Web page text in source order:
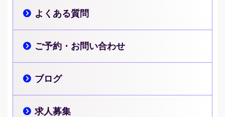
よくある質問
ご予約・お問い合わせ
ブログ
求人募集